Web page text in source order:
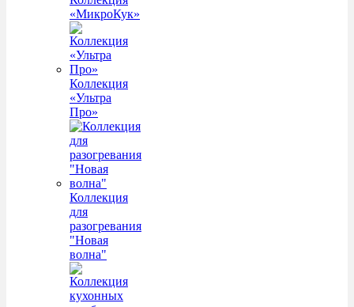
«МикроКук»
Коллекция
«Ультра
Про»
Коллекция
для
разогревания
"Новая
волна"